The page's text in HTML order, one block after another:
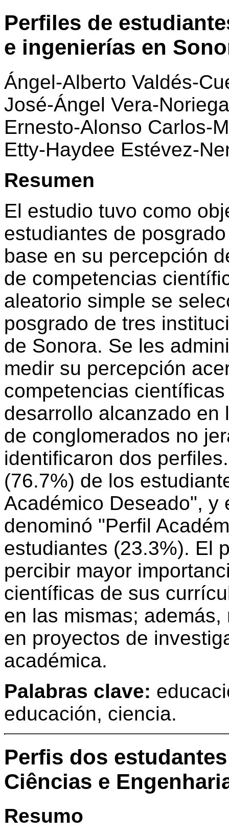
Perfiles de
e ingenierías en
Ángel-Alberto Valdés-
José-Ángel Vera-Noriega
Ernesto-Alonso Carlos-
Etty-Haydee Estévez-
Resumen
El estudio tuvo como
estudiantes de
base en su percepción
de competencias
aleatorio simple se
posgrado de tres
de Sonora. Se les
medir su percepción
competencias
desarrollo alcanzado en
de conglomerados no
identificaron dos
(76.7%) de los
Académico Deseado", y
denominó "Perfil
estudiantes (23.3%). El
percibir mayor
científicas de sus
en las mismas;
en proyectos de
académica.
Palabras clave:
educación, ciencia.
Perfis dos
Ciências e
Resumo